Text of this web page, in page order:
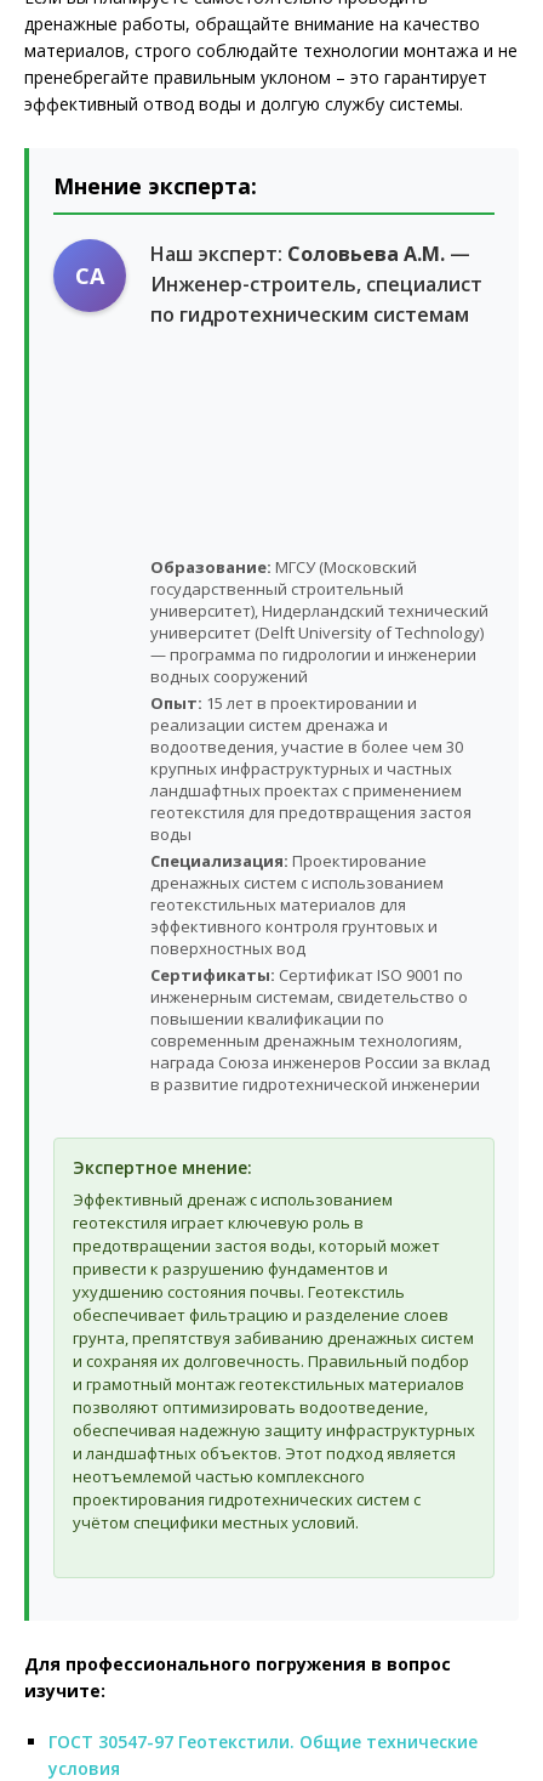
дренажные работы, обращайте внимание на качество
материалов, строго соблюдайте технологии монтажа и не
пренебрегайте правильным уклоном – это гарантирует
эффективный отвод воды и долгую службу системы.
Мнение эксперта:
СА
Наш эксперт: Соловьева А.М. —
Инженер-строитель, специалист
по гидротехническим системам
Образование: МГСУ (Московский
государственный строительный
университет), Нидерландский технический
университет (Delft University of Technology)
— программа по гидрологии и инженерии
водных сооружений
Опыт: 15 лет в проектировании и
реализации систем дренажа и
водоотведения, участие в более чем 30
крупных инфраструктурных и частных
ландшафтных проектах с применением
геотекстиля для предотвращения застоя
воды
Специализация: Проектирование
дренажных систем с использованием
геотекстильных материалов для
эффективного контроля грунтовых и
поверхностных вод
Сертификаты: Сертификат ISO 9001 по
инженерным системам, свидетельство о
повышении квалификации по
современным дренажным технологиям,
награда Союза инженеров России за вклад
в развитие гидротехнической инженерии
Экспертное мнение:
Эффективный дренаж с использованием
геотекстиля играет ключевую роль в
предотвращении застоя воды, который может
привести к разрушению фундаментов и
ухудшению состояния почвы. Геотекстиль
обеспечивает фильтрацию и разделение слоев
грунта, препятствуя забиванию дренажных систем
и сохраняя их долговечность. Правильный подбор
и грамотный монтаж геотекстильных материалов
позволяют оптимизировать водоотведение,
обеспечивая надежную защиту инфраструктурных
и ландшафтных объектов. Этот подход является
неотъемлемой частью комплексного
проектирования гидротехнических систем с
учётом специфики местных условий.
Для профессионального погружения в вопрос
изучите:
ГОСТ 30547-97 Геотекстили. Общие технические
условия